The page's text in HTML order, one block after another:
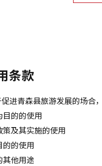
条款
进青森县旅游发展的场合
的的使用
及其实施的使用
的使用
其他用途